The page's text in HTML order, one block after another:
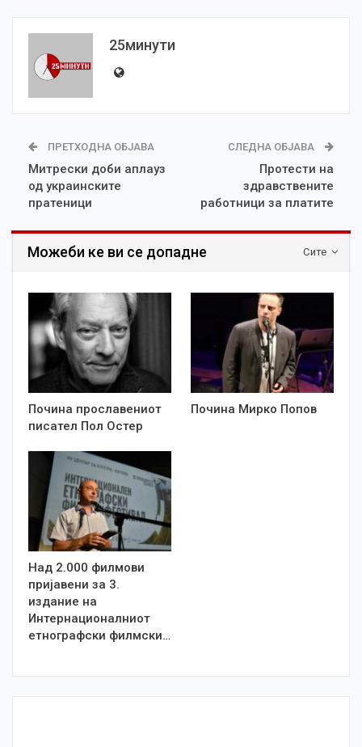
25минути
ПРЕТХОДНА ОБЈАВА
Митрески доби аплауз
од украинските
пратеници
СЛЕДНА ОБЈАВА
Протести на
здравствените
работници за платите
Сите
Можеби ке ви се допадне
Почина прославениот
писател Пол Остер
Почина Мирко Попов
Над 2.000 филмови
пријавени за 3.
издание на
Интернационалниот
етнографски филмски…